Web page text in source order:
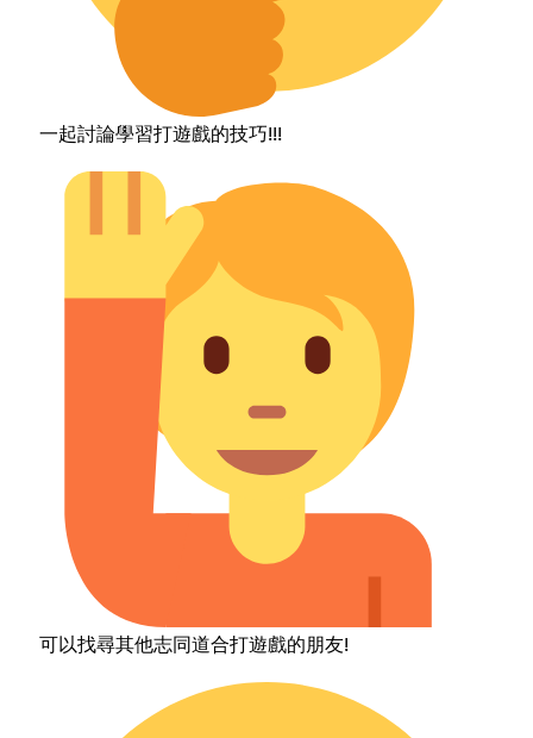
一起討論學習打遊戲的技巧!!!
可以找尋其他志同道合打遊戲的朋友!